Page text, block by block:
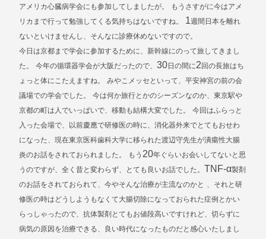
アメリカ心臓病学会にも参加してしましたが。
もうさすがに今はアメ
リカまで行って勉強してくる気持ちはないですね。
1週間日本を離れ
ないといけませんし、そんなに診療休めないですので。
今日は京都まで学会に参加するために、新幹線にのって旅してきまし
た。
今年の循環器学会が大阪だったので、30日の間に2 回の長旅はち
ょっと体にこたえますね。
みやこメッセといって、平安神宮の前の会
議場での学会でした。
今は何か旅行とかのシーズンなのか、東京駅や
京都の町は人でいっぱいで、移動も結構大変でした。
今回はふらっと
入った会場で、以前慶應で研修医の時に、消化器外来でとてもおせわ
になった、現在東京医科歯科大学に移られた渡辺守先生が潰瘍性大腸
炎のお話をされておられました。
もう20年ぐらいお会いしてないと思
うのですが、全く昔と変わらず、とても良いお話でした。 TNF-α製剤
のお話をされておられて、今やそんな治療が主流なのかと 、それと研
修医の時はどうしようもなくて大腸切除になっておられた症例とかい
らっしゃったので、抗体製剤とてもお値段高いですけれど、切らずに
病気の原因を治療できる、良い時代になったものだと感心いたしまし